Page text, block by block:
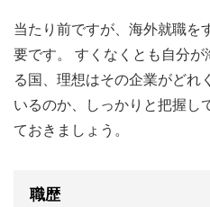
当たり前ですが、海外就職を
要です。 すくなくとも自分
る国、理想はその企業がどれ
いるのか、しっかりと把握し
ておきましょう。
職歴